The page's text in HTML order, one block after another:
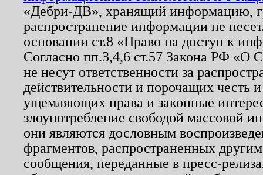
«Дебри-ДВ», хранящий информацию,
распространение информации не
основании ст.8 «Право на доступ к
Согласно пп.3,4,6 ст.57 Закона РФ «О
не несут ответственности за
действительности и порочащих честь
ущемляющих права и законные
злоупотребление свободой массовой
они являются дословным
фрагментов, распространенных
сообщения, переданные в пресс-